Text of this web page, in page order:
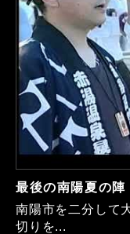
最後の南陽夏の陣
南陽市を二分して
切りを...